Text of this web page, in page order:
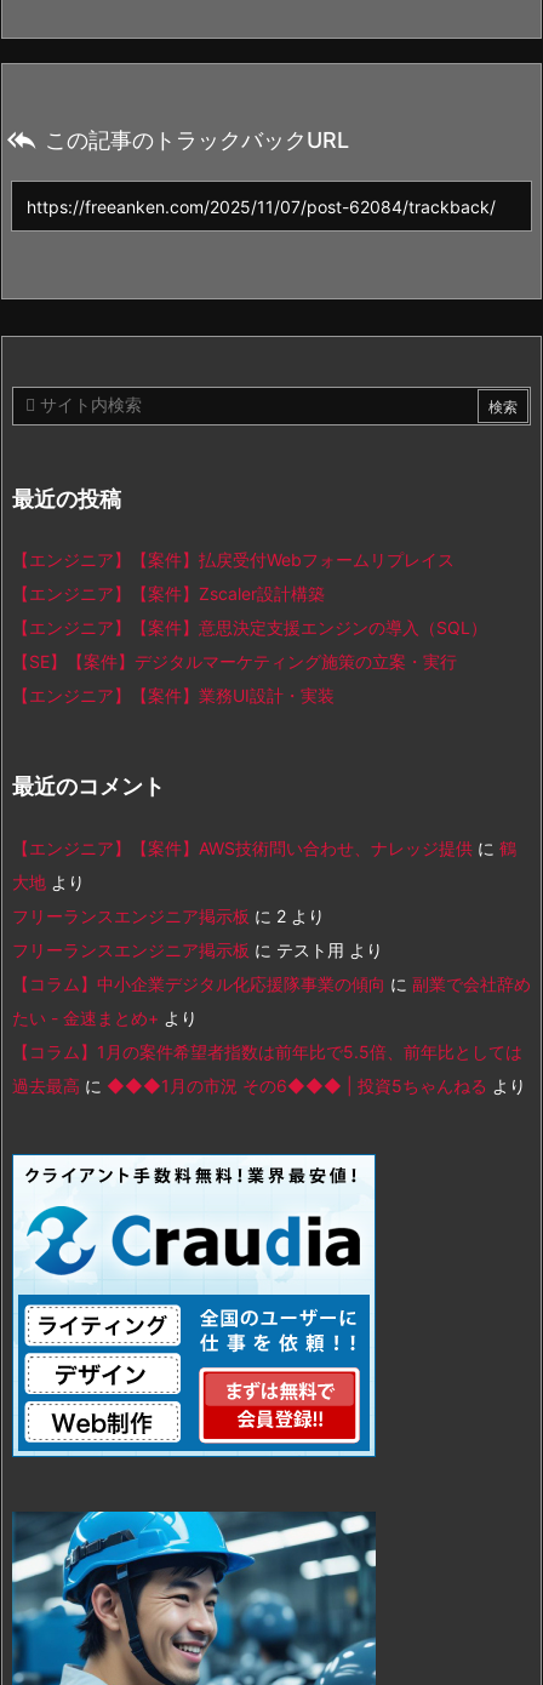
 この記事のトラックバックURL
最近の投稿
【エンジニア】【案件】払戻受付Webフォームリプレイス
【エンジニア】【案件】Zscaler設計構築
【エンジニア】【案件】意思決定支援エンジンの導入（SQL）
【SE】【案件】デジタルマーケティング施策の立案・実行
【エンジニア】【案件】業務UI設計・実装
最近のコメント
【エンジニア】【案件】AWS技術問い合わせ、ナレッジ提供 に 鶴
大地 より
フリーランスエンジニア掲示板 に 2 より
フリーランスエンジニア掲示板 に テスト用 より
【コラム】中小企業デジタル化応援隊事業の傾向 に 副業で会社辞め
たい - 金速まとめ+ より
【コラム】1月の案件希望者指数は前年比で5.5倍、前年比としては
過去最高 に ◆◆◆1月の市況 その6◆◆◆ | 投資5ちゃんねる より